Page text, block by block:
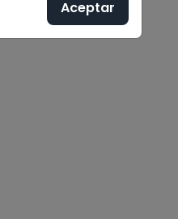
Aceptar